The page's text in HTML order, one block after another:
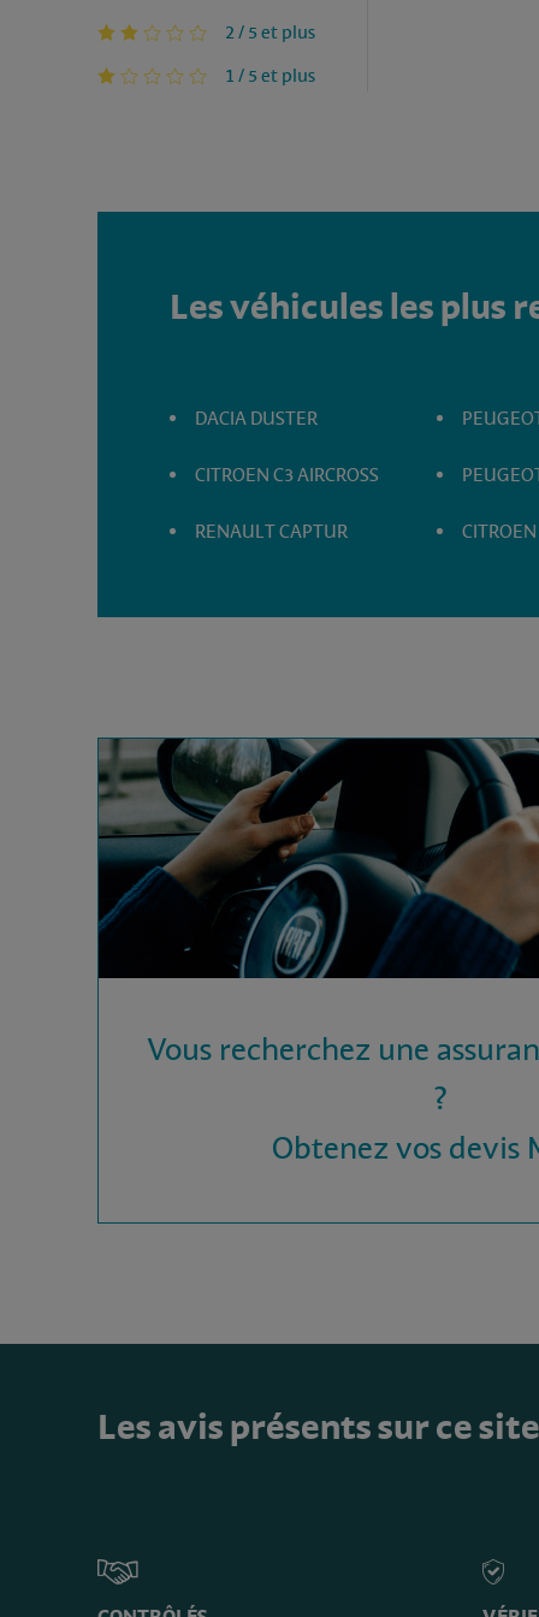
2 / 5 et plus
1 / 5 et plus
Les véhicules les plus
DACIA DUSTER
CITROEN C3 AIRCROSS
RENAULT CAPTUR CITROEN
Vous recherchez une
?
Obtenez vos devis
Les avis présents sur ce